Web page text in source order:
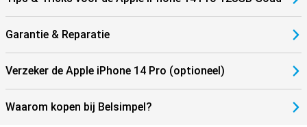
Garantie & Reparatie
Verzeker de Apple iPhone 14 Pro (optioneel)
Waarom kopen bij Belsimpel?